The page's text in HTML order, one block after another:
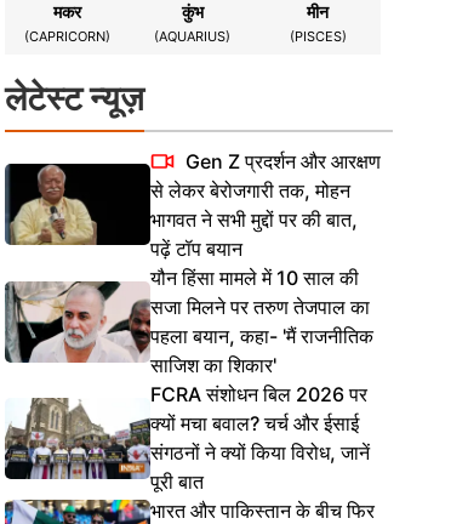
मकर
(CAPRICORN)
कुंभ
(AQUARIUS)
मीन
(PISCES)
लेटेस्ट न्यूज़
Gen Z प्रदर्शन और आरक्षण
से लेकर बेरोजगारी तक, मोहन
भागवत ने सभी मुद्दों पर की बात,
पढ़ें टॉप बयान
यौन हिंसा मामले में 10 साल की
सजा मिलने पर तरुण तेजपाल का
पहला बयान, कहा- 'मैं राजनीतिक
साजिश का शिकार'
FCRA संशोधन बिल 2026 पर
क्यों मचा बवाल? चर्च और ईसाई
संगठनों ने क्यों किया विरोध, जानें
पूरी बात
भारत और पाकिस्तान के बीच फिर